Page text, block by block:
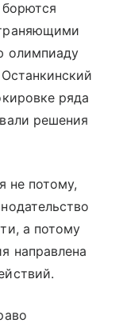
олимпиаду
ряда
решения
не потому,
а потому
направлена